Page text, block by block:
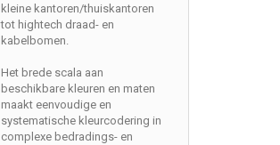
kleine kantoren/thuiskantoren
tot hightech draad- en
kabelbomen.
Het brede scala aan
beschikbare kleuren en maten
maakt eenvoudige en
systematische kleurcodering in
complexe bedradings- en